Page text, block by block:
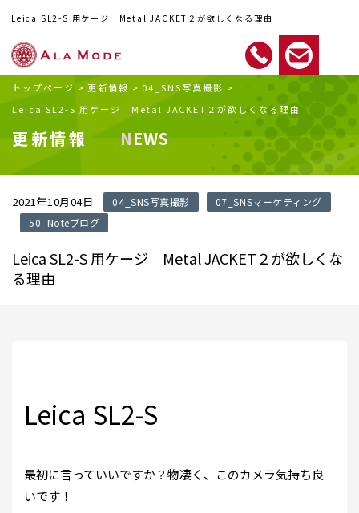
Leica SL2-S 用ケージ Metal JACKET２が欲しくなる理由
トップページ > 更新情報 > 04_SNS写真撮影 >
Leica SL2-S 用ケージ Metal JACKET２が欲しくなる理由
更新情報 ｜ NEWS
2021年10月04日 04_SNS写真撮影
07_SNSマーケティング
50_Noteブログ
Leica SL2-S 用ケージ Metal JACKET２が欲しくな
る理由
Leica SL2-S
最初に言っていいですか？物凄く、このカメラ気持ち良
いです！